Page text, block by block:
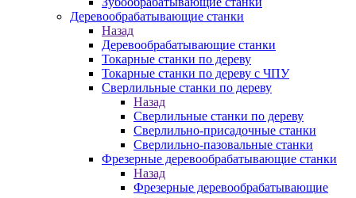
Деревообрабатывающие станки
Назад
Деревообрабатывающие станки
Токарные станки по дереву
Токарные станки по дереву с ЧПУ
Сверлильные станки по дереву
Назад
Сверлильные станки по дереву
Сверлильно-присадочные станки
Сверлильно-пазовальные станки
Фрезерные деревообрабатывающие станки
Назад
Фрезерные деревообрабатывающие